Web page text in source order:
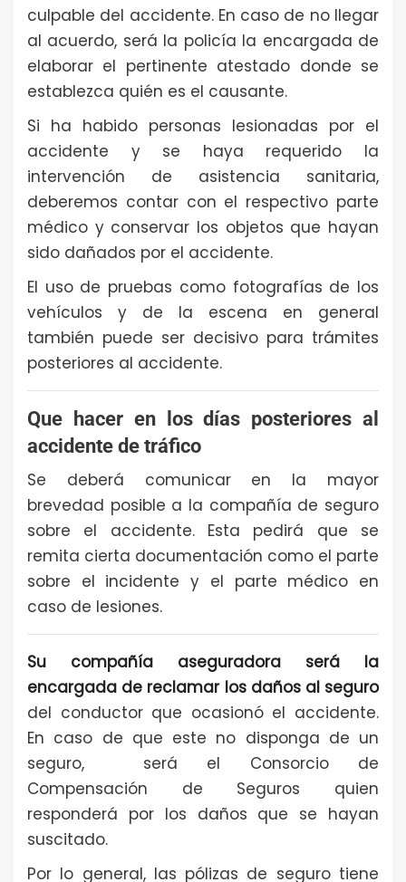
culpable del accidente. En caso de no llegar
al acuerdo, será la policía la encargada de
elaborar el pertinente atestado donde se
establezca quién es el causante.
Si ha habido personas lesionadas por el
accidente y se haya requerido la
intervención de asistencia sanitaria,
deberemos contar con el respectivo parte
médico y conservar los objetos que hayan
sido dañados por el accidente.
El uso de pruebas como fotografías de los
vehículos y de la escena en general
también puede ser decisivo para trámites
posteriores al accidente.
Que hacer en los días posteriores al
accidente de tráfico
Se deberá comunicar en la mayor
brevedad posible a la compañía de seguro
sobre el accidente. Esta pedirá que se
remita cierta documentación como el parte
sobre el incidente y el parte médico en
caso de lesiones.
Su compañía aseguradora será la
encargada de reclamar los daños al seguro
del conductor que ocasionó el accidente.
En caso de que este no disponga de un
seguro, será el Consorcio de
Compensación de Seguros quien
responderá por los daños que se hayan
suscitado.
Por lo general, las pólizas de seguro tiene